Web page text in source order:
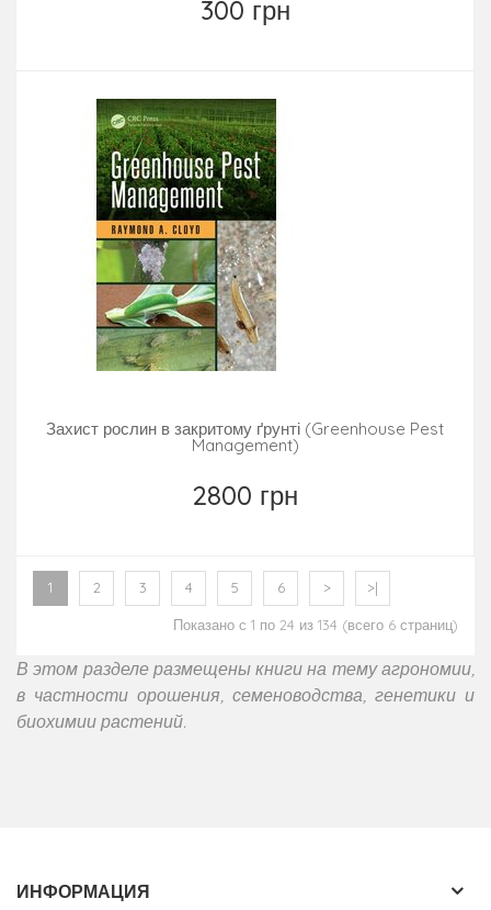
300 грн
Захист рослин в закритому ґрунті (Greenhouse Pest
Management)
2800 грн
1 2 3 4 5 6 > >|
Показано с 1 по 24 из 134 (всего 6 страниц)
В этом разделе размещены книги на тему агрономии,
в частности орошения, семеноводства, генетики и
биохимии растений.
ИНФОРМАЦИЯ